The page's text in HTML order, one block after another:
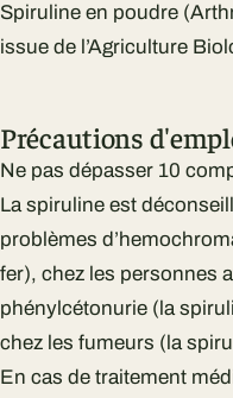
Spiruline en poudre
issue de l’Agriculture
Précautions
Ne pas dépasser 10
La spiruline est
problèmes
fer), chez les personnes
phénylcétonurie (la
chez les fumeurs (la
En cas de traitement